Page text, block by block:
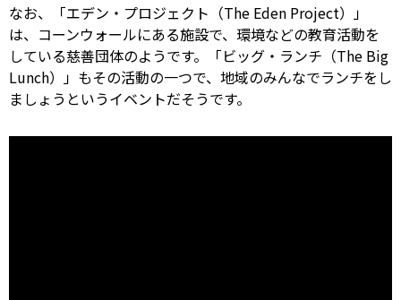
なお、「エデン・プロジェクト（The Eden Project） 」
は、コーンウォールにある施設で、環境などの教育活動を
している慈善団体のようです。「ビッグ・ランチ（The Big
Lunch） 」もその活動の一つで、地域のみんなでランチをし
ましょうというイベントだそうです。